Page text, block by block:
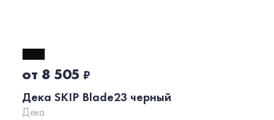
от 8 505 ₽
Дека SKIP Blade23 черный
Дека